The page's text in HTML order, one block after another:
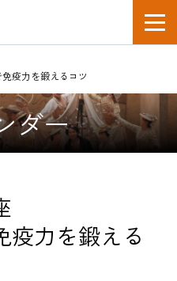
疫力を鍛えるコツ
ダー
疫力を鍛える